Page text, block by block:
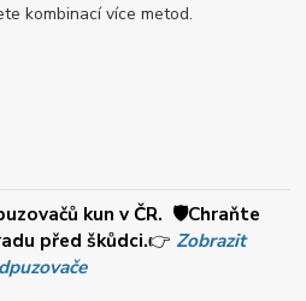
kombinací více metod.
kun v ČR. 🛡️Chraňte
před škůdci.👉 Zobrazit